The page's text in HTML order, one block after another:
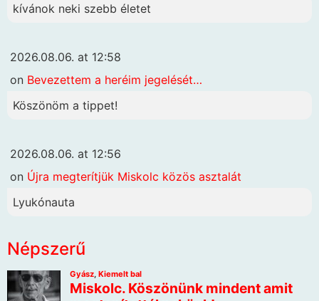
kívánok neki szebb életet
2026.08.06. at 12:58
on Bevezettem a heréim jegelését…
Köszönöm a tippet!
2026.08.06. at 12:56
on Újra megterítjük Miskolc közös asztalát
Lyukónauta
Népszerű